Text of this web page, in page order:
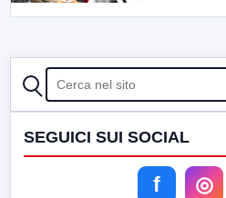
CERCA
SEGUICI SUI SOCIAL
f ◎